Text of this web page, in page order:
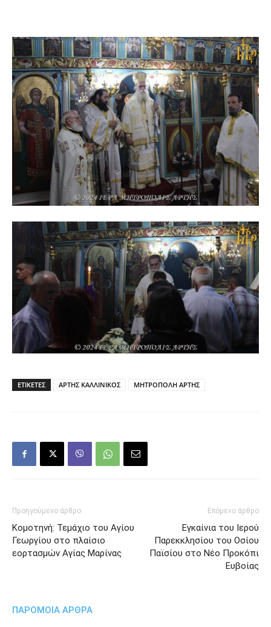
ΕΤΙΚΕΤΕΣ ΑΡΤΗΣ ΚΑΛΛΙΝΙΚΟΣ ΜΗΤΡΟΠΟΛΗ ΑΡΤΗΣ
Προηγούμενο άρθρο
Κομοτηνή: Τεμάχιο του Αγίου
Γεωργίου στο πλαίσιο
εορτασμών Αγίας Μαρίνας
Επόμενο άρθρο
Εγκαίνια του Ιερού
Παρεκκλησίου του Οσίου
Παϊσίου στο Νέο Προκόπι
Ευβοίας
ΠΑΡΟΜΟΙΑ ΑΡΘΡΑ